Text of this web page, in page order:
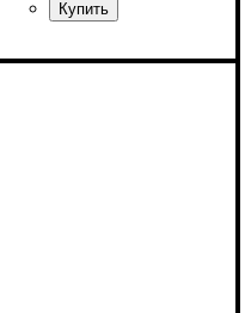
Ширина: 170 см